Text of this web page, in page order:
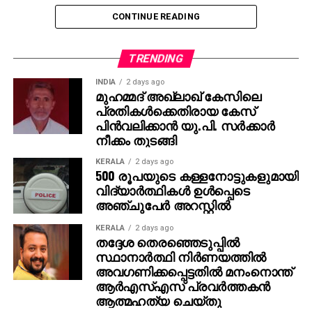
മുകേഷിനോട് 1000 രൂപ കടം വാങ്ങുകയായിരുന്നു.
ഒക്ടോബര്‍ 31ന് രാത്രി 10 മണിക്ക് മുകേഷിന്റെ ഫോണ്‍
അടിച്ചതറിയുന്നത്. രണ്ടാമത്തെ ടിക്കറ്റിനും 1000 രൂപ
സമ്മാനമായി ലഭിച്ചു. ലോട്ടറി അടിച്ച വിവരം
അറിഞ്ഞപ്പോള്‍ ആദ്യം ഓര്‍ത്തത് സുഹൃത്ത്
മുകേഷിനെയായിരുന്നു. അദ്ദേഹത്തിന്റെ രണ്ട്
പെണ്‍മക്കള്‍ക്ക് 50 ലക്ഷം രൂപ വീതം ആകെ ഒരു കോടി
നല്‍കുമെന്ന് അമിത് പറഞ്ഞു. ‘ പഞ്ചാബിലേക്ക്
വരാന്‍പോലും 8,000 രൂപ കടം വാങ്ങിയിരുന്നു. അത്
ഇപ്പോള്‍ തിരിച്ചടക്കും. കോടിപതിയായെങ്കിലും ഞാന്‍
പഴയപോലെ കച്ചവടം തുടരും. ഭാര്യയുടെ ആഗ്രഹം
പോലെ സ്ഥലം വാങ്ങി വീട് പണിയും ‘ എന്നതായിരുന്നു
അമിതിന്റെ പ്രതികരണം. സാധാരണ മനുഷ്യന്റെ
മനോഹരമായ പങ്കുവെക്കലാണ് ഇപ്പോള്‍ സോഷ്യല്‍
മീഡിയയില്‍ ചര്‍ച്ചയായിരിക്കുന്നത്.
CONTINUE READING
TRENDING
INDIA 2 days ago
മുഹമ്മദ് അഖ്‌ലാഖ് കേസിലെ
പ്രതികള്‍ക്കെതിരായ കേസ്
പിന്‍വലിക്കാന്‍ യു.പി. സര്‍ക്കാര്‍
നീക്കം തുടങ്ങി
KERALA 2 days ago
500 രൂപയുടെ കള്ളനോട്ടുകളുമായി
വിദ്യാര്‍ത്ഥികള്‍ ഉള്‍പ്പെടെ
അഞ്ചുപേര്‍ അറസ്റ്റില്‍
KERALA 2 days ago
തദ്ദേശ തെരഞ്ഞെടുപ്പില്‍
സ്ഥാനാര്‍ത്ഥി നിര്‍ണയത്തില്‍
അവഗണിക്കപ്പെട്ടതില്‍ മനംനൊന്ത്
ആര്‍എസ്എസ് പ്രവര്‍ത്തകന്‍
ആത്മഹത്യ ചെയ്തു